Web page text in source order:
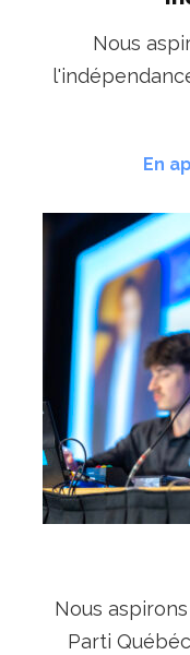
Nous
En
Nous
Parti